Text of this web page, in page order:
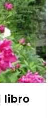
libro